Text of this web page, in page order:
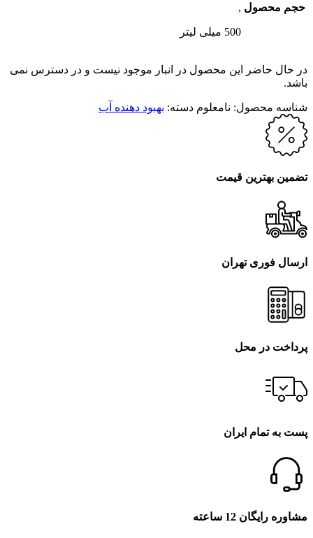
حجم محصول ,
500 میلی لیتر
در حال حاضر این محصول در انبار موجود نیست و در دسترس نمی
باشد.
شناسه محصول: نامعلوم دسته: بهبود دهنده آب
تضمین بهترین قیمت
ارسال فوری تهران
پرداخت در محل
پست به تمام ایران
مشاوره رایگان 12 ساعته